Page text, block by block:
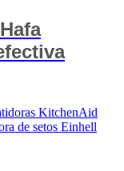
KitchenAid
de setos Einhell